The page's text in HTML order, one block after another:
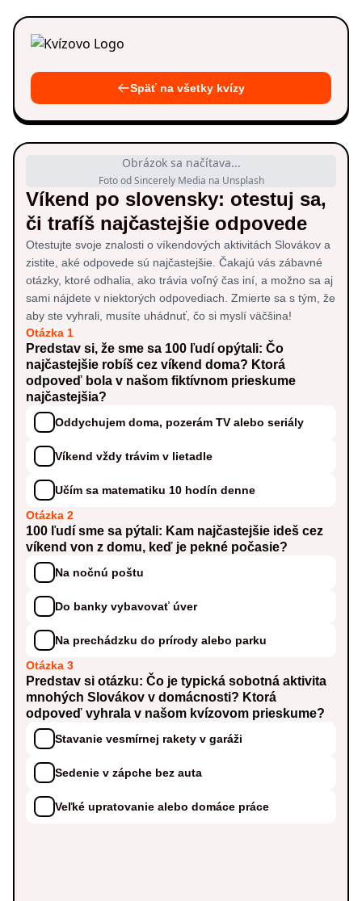
Späť na všetky kvízy
Obrázok sa načítava...
Foto od Sincerely Media na Unsplash
Víkend po slovensky: otestuj sa,
či trafíš najčastejšie odpovede
Otestujte svoje znalosti o víkendových aktivitách Slovákov a
zistite, aké odpovede sú najčastejšie. Čakajú vás zábavné
otázky, ktoré odhalia, ako trávia voľný čas iní, a možno sa aj
sami nájdete v niektorých odpovediach. Zmierte sa s tým, že
aby ste vyhrali, musíte uhádnuť, čo si myslí väčšina!
Otázka 1
Predstav si, že sme sa 100 ľudí opýtali: Čo
najčastejšie robíš cez víkend doma? Ktorá
odpoveď bola v našom fiktívnom prieskume
najčastejšia?
Oddychujem doma, pozerám TV alebo seriály
Víkend vždy trávim v lietadle
Učím sa matematiku 10 hodín denne
Otázka 2
100 ľudí sme sa pýtali: Kam najčastejšie ideš cez
víkend von z domu, keď je pekné počasie?
Na nočnú poštu
Do banky vybavovať úver
Na prechádzku do prírody alebo parku
Otázka 3
Predstav si otázku: Čo je typická sobotná aktivita
mnohých Slovákov v domácnosti? Ktorá
odpoveď vyhrala v našom kvízovom prieskume?
Stavanie vesmírnej rakety v garáži
Sedenie v zápche bez auta
Veľké upratovanie alebo domáce práce